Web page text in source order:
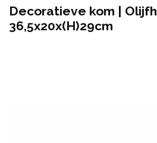
Decoratieve kom |
36,5x20x(H)29cm